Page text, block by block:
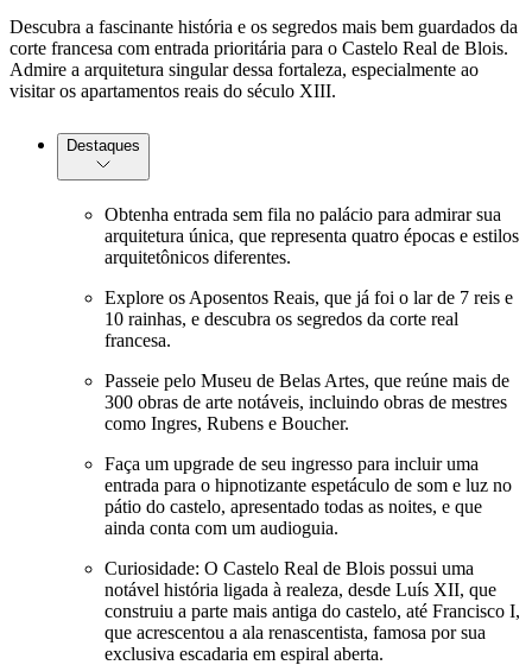
Descubra a fascinante história e os segredos mais bem guardados da
corte francesa com entrada prioritária para o Castelo Real de Blois.
Admire a arquitetura singular dessa fortaleza, especialmente ao
visitar os apartamentos reais do século XIII.
Destaques
Obtenha entrada sem fila no palácio para admirar sua
arquitetura única, que representa quatro épocas e estilos
arquitetônicos diferentes.
Explore os Aposentos Reais, que já foi o lar de 7 reis e
10 rainhas, e descubra os segredos da corte real
francesa.
Passeie pelo Museu de Belas Artes, que reúne mais de
300 obras de arte notáveis, incluindo obras de mestres
como Ingres, Rubens e Boucher.
Faça um upgrade de seu ingresso para incluir uma
entrada para o hipnotizante espetáculo de som e luz no
pátio do castelo, apresentado todas as noites, e que
ainda conta com um audioguia.
Curiosidade: O Castelo Real de Blois possui uma
notável história ligada à realeza, desde Luís XII, que
construiu a parte mais antiga do castelo, até Francisco I,
que acrescentou a ala renascentista, famosa por sua
exclusiva escadaria em espiral aberta.